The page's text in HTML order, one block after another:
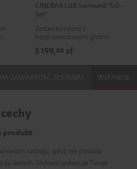
LUX
Surround
"5.0-
Set"
Black
LUX
"5.0-
White
CINEBAR LUX Surround "5.0-
Set"
Zestaw surround z
bezprzewodowymi głośnikami
subwooferem
5 199,00 zł
WSPARCIE
produkt
swoim rodzaju, gdyż nie posiada
za dwóch. Stylowo pokazuje Twoje